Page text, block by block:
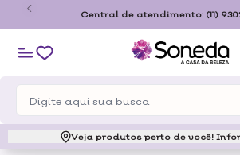
Central de atendimento: (11)
Veja produtos perto de você!